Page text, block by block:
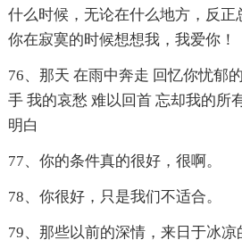
什么时候，无论在什么地方，反正
你在寂寞的时候想想我，我爱你！
76、那天 在雨中奔走 回忆你忧郁
手 我的哀愁 难以回首 忘却我的所
明白
77、你的条件真的很好，很啊。
78、你很好，只是我们不适合。
79、那些以前的深情，来日于冰